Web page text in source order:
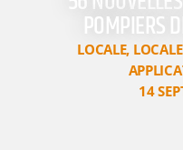
POMPIERS
LOCALE,
14